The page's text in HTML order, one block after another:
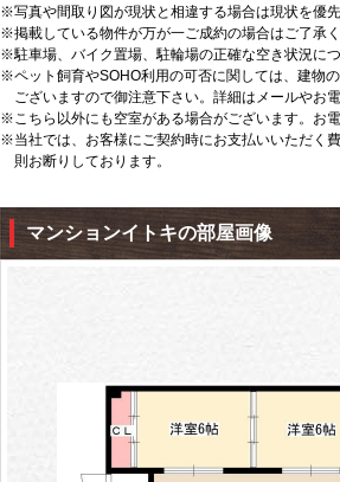
※写真や間取り図が現状と相違する場合は現状を優先
※掲載している物件が万が一ご成約の場合はご了承く
※駐車場、バイク置場、駐輪場の正確な空き状況に
※ペット飼育やSOHO利用の可否に関しては、建物
ございますので御注意下さい。詳細はメールやお
※こちら以外にも空室がある場合がございます。お
※当社では、お客様にご契約時にお支払いいただく
則お断りしております。
マンションイトキの部屋画像